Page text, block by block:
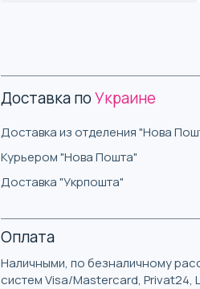
Доставка поУкраине
Доставка из отделения "Нова
Курьером "Нова Пошта"
Доставка "Укрпошта"
Оплата
Наличными, по безналичному
систем Visa/Mastercard, Privat24,